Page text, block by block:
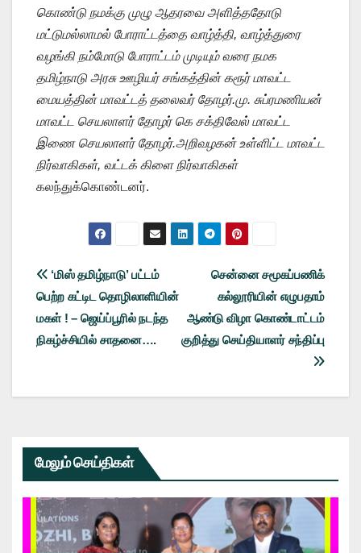
கொண்டு நமக்கு முழு ஆதரவை அளித்ததோடு
மட்டுமல்லாமல் போராட்டத்தை வாழ்த்தி, வாழ்த்துரை
வழங்கி நம்மோடு போராட்டம் முடியும் வரை நமக
தமிழ்நாடு அரசு ஊழியர் சங்கத்தின் கரூர் மாவட்ட
மையத்தின் மாவட்டத் தலைவர் தோழர்.மு. சுப்ரமணியன்
மாவட்ட செயலாளர் தோழர் கெ சக்திவேல் மாவட்ட
இணை செயலாளர் தோழர்.அறிவழகன் உள்ளிட்ட மாவட்ட
நிர்வாகிகள், வட்டக் கிளை நிர்வாகிகள்
கலந்துக்கொண்டனர்.
Post
navigation
சென்னை சமூகப்பணிக்
கல்லூரியின் எழுபதாம்
ஆண்டு விழா கொண்டாட்டம்
குறித்து செய்தியாளர் சந்திப்பு
‘மிஸ் தமிழ்நாடு’ பட்டம்
பெற்ற கட்டிட தொழிலாளியின்
மகள் ! – ஜெய்ப்பூரில் நடந்த
நிகழ்ச்சியில் சாதனை….
மேலும் செய்திகள்